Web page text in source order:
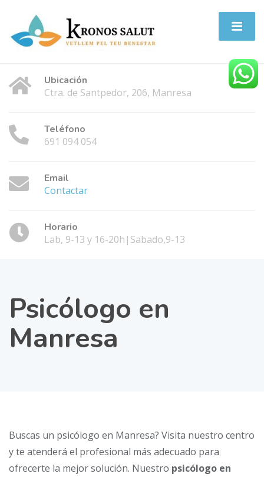
Ubicación
Ctra. de Santpedor, 206, Manresa
Teléfono
691 094 054
Email
Contactar
Horario
Lab, 9-13 y 16-20h|Sabado,9-13
Psicólogo en
Manresa
Buscas un psicólogo en Manresa? Visita nuestro centro
y te atenderá el profesional más adecuado para
ofrecerte la mejor solución. Nuestro psicólogo en